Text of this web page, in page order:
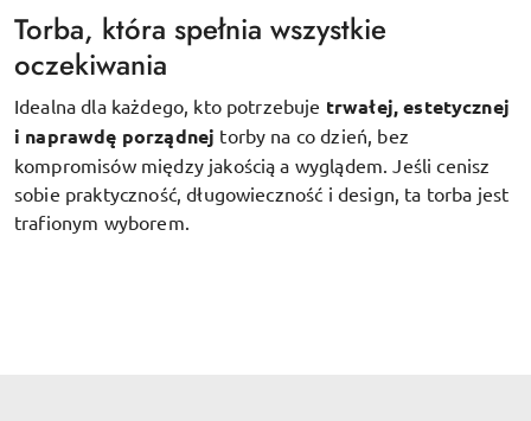
Torba, która spełnia wszystkie
oczekiwania
Idealna dla każdego, kto potrzebuje trwałej, estetycznej
i naprawdę porządnej torby na co dzień, bez
kompromisów między jakością a wyglądem. Jeśli cenisz
sobie praktyczność, długowieczność i design, ta torba jest
trafionym wyborem.